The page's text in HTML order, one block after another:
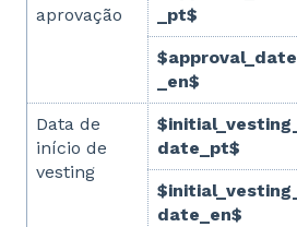
aprovação
_pt$
$approval_date
_en$
Data de
início de
vesting
$initial_vesting_
date_pt$
$initial_vesting_
date_en$